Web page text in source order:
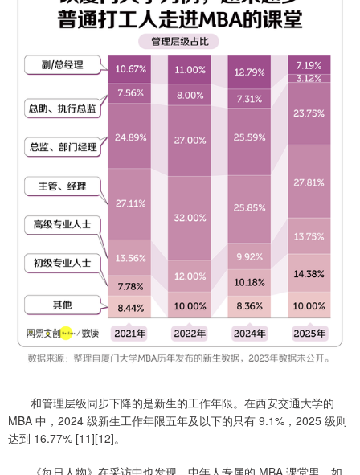
和管理层级同步下降的是新生的工作年限。在西安交通大学的
MBA 中，2024 级新生工作年限五年及以下的只有 9.1%，2025 级则
达到 16.77% [11][12]。
《每日人物》在采访中也发现，中年人专属的 MBA 课堂里，如